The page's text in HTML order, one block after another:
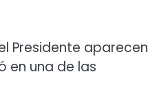
Presidente aparecen
en una de las